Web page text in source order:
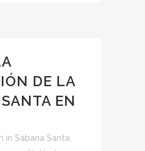
DE LA
EN
in Sábana Santa